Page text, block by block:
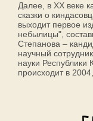
Далее, в XX веке
сказки о
выходит первое
небылицы",
Степанова –
научный
науки
происходит в